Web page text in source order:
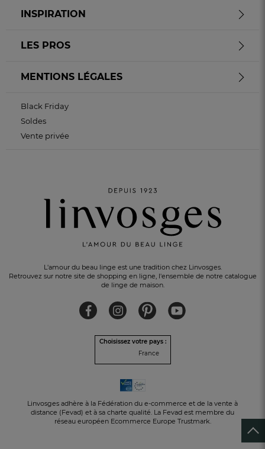
PAIEMENT EN 3 FOISsans frais avec Alma
L'amour du beau linge est une tradition chez Linvosges.
Retrouvez sur notre site de shopping en ligne, l'ensemble de notre catalogue
de linge de maison.
Choisissez votre pays :
France
Linvosges adhère à la Fédération du e-commerce et de la vente à
distance (Fevad) et à sa charte qualité. La Fevad est membre du
réseau européen Ecommerce Europe Trustmark.
INSPIRATION
LES PROS
MENTIONS LÉGALES
Black Friday
Soldes
Vente privée